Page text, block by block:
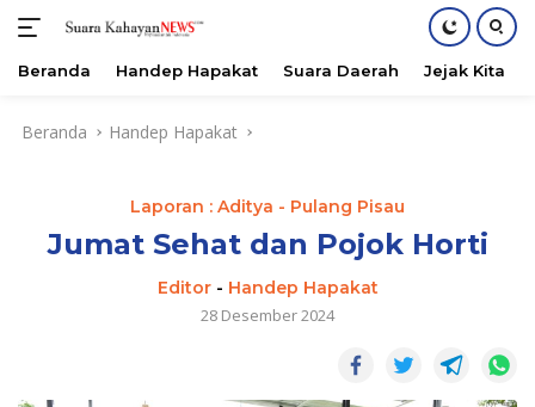
Beranda Handep Hapakat Suara Daerah Jejak Kita
Beranda Handep Hapakat
Laporan : Aditya - Pulang Pisau
Jumat Sehat dan Pojok Horti
Editor- Handep Hapakat
28 Desember 2024